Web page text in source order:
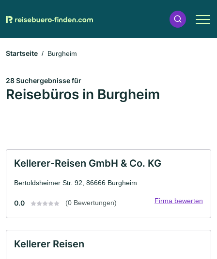
Startseite Burgheim
28 Suchergebnisse für
Reisebüros in Burgheim
Kellerer-Reisen GmbH & Co. KG
Bertoldsheimer Str. 92, 86666 Burgheim
0.0 (0 Bewertungen) Firma bewerten
Kellerer Reisen